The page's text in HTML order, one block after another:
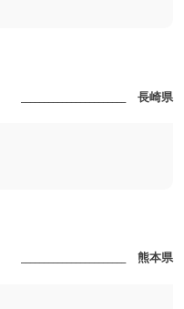
_______________________ 長崎県
_______________________ 熊本県